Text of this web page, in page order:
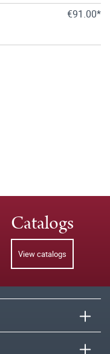
€91.00*
Catalogs
View catalogs